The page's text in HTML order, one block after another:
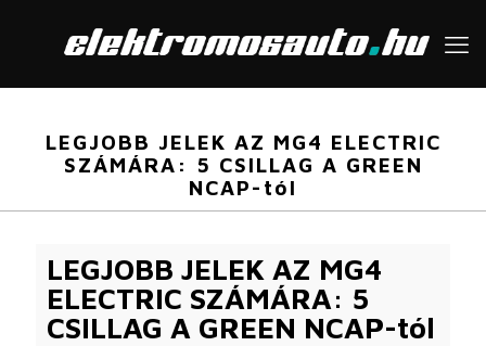
LEGJOBB JELEK AZ MG4 ELECTRIC
SZÁMÁRA: 5 CSILLAG A GREEN
NCAP-tól
LEGJOBB JELEK AZ MG4
ELECTRIC SZÁMÁRA: 5
CSILLAG A GREEN NCAP-tól